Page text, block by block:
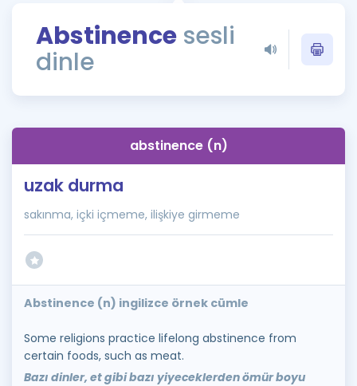
ÖSYM Sınav Takvimi
Kampanyalar
İngilizce Gramer
Abstinence sesli
dinle
abstinence (n)
uzak durma
sakınma, içki içmeme, ilişkiye girmeme
Abstinence (n) ingilizce örnek cümle
Some religions practice lifelong abstinence from
certain foods, such as meat.
Bazı dinler, et gibi bazı yiyeceklerden ömür boyu